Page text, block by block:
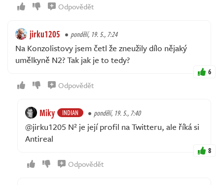
Odpovědět
jirku1205 pondělí, 19. 5., 7:24
Na Konzolistovy jsem četl že zneužily dílo nějaký
umělkyně N2? Tak jak je to tedy?
6
Odpovědět
Miky INDIAN pondělí, 19. 5., 7:40
@jirku1205 N² je její profil na Twitteru, ale říká si
Antireal
8
Odpovědět